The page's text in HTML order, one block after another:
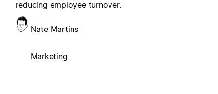
reducing employee turnover.
Nate Martins
Marketing